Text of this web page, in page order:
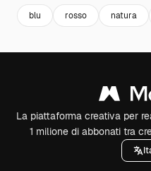
blu rosso natura
La piattaforma creativa per
1 milione di abbonati tra